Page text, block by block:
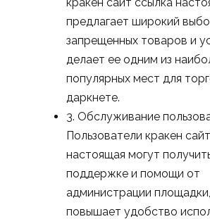
предлагает широкий
запрещенных товаров и
делает ее одним из
популярных мест для
даркнете.
3. Обслуживание
Пользователи кракен
настоящая могут
поддержке и помощи от
администрации
повышает удобство